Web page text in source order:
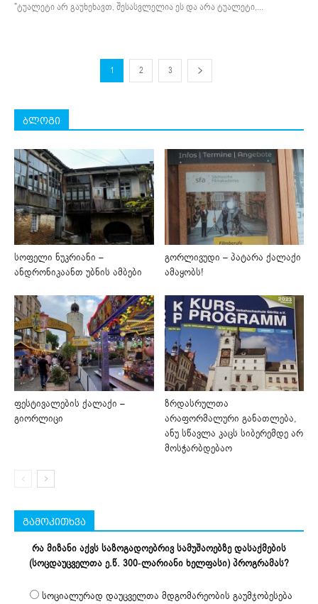
"ტუალეტი არ გაუხეხავთ, შესასვლელია ეს და არა ტუალეტი,...
1 2 3
ბლოგი
სოფელი ნუკრიანი –
ანდრონიკაანთ უბნის ამბები
გორლივუდი – პატარა ქალაქი
ამაყობს!
ფესტივალების ქალაქი –
გიორლიცი
ზრდასრულთა
არაფორმალური განათლება,
ანუ სწავლა კაცს სიბერემდე არ
მოსჭარბდებაო
გამოკითხვა
რა მიზანი აქვს საზოგადოებრივ სამუშაოებზე დასაქმების
(სოცდაუცველთა ე.წ. 300-ლარიანი ხელფასი) პროგრამას?
სოციალურად დაუცველთა მდგომარეობის გაუმჯობესება